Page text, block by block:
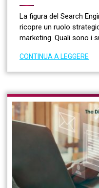
La figura del Search
ricopre un ruolo
marketing. Quali sono i
CONTINUA A LEGGERE